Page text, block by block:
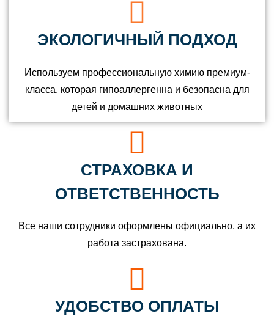
ЭКОЛОГИЧНЫЙ ПОДХОД
Используем профессиональную химию премиум-
класса, которая гипоаллергенна и безопасна для
детей и домашних животных
СТРАХОВКА И
ОТВЕТСТВЕННОСТЬ
Все наши сотрудники оформлены официально, а их
работа застрахована.
УДОБСТВО ОПЛАТЫ